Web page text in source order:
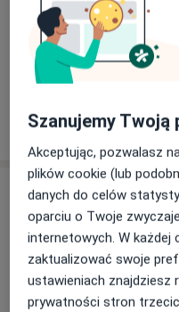
Płatność online
Oszczędź swój
Usługi i ceny
Konsultacja
150 zł Szczegóły
Leczenie kanałowe
Szanujemy Twoją
Akceptując, pozwalasz
plików cookie (lub
danych do celów
oparciu o Twoje
internetowych. W każdej
zaktualizować swoje
ustawieniach znajdziesz
prywatności stron